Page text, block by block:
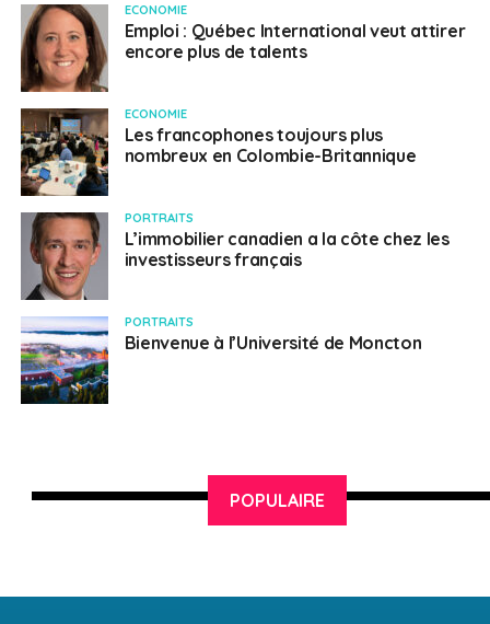
ECONOMIE
Emploi : Québec International veut attirer
encore plus de talents
ECONOMIE
Les francophones toujours plus
nombreux en Colombie-Britannique
PORTRAITS
L’immobilier canadien a la côte chez les
investisseurs français
PORTRAITS
Bienvenue à l’Université de Moncton
POPULAIRE